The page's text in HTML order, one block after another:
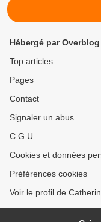
Hébergé par Overblog
Top articles
Pages
Contact
Signaler un abus
C.G.U.
Cookies et données
Préférences cookies
Voir le profil de